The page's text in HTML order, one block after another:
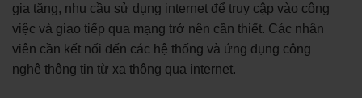
gia tăng, nhu cầu sử dụng internet để truy cập vào công
việc và giao tiếp qua mạng trở nên cần thiết. Các nhân
viên cần kết nối đến các hệ thống và ứng dụng công
nghệ thông tin từ xa thông qua internet.